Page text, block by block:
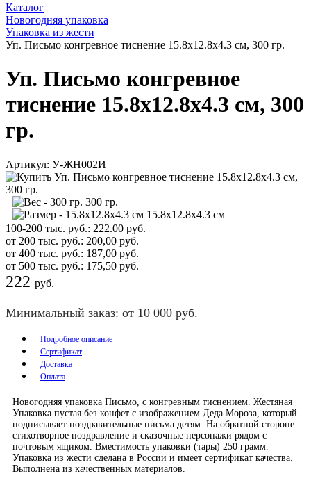
Каталог
Новогодняя упаковка
Упаковка из жести
Уп. Письмо конгревное тиснение 15.8х12.8х4.3 см, 300 гр.
Уп. Письмо конгревное
тиснение 15.8х12.8х4.3 см, 300
гр.
Артикул: У-ЖН002И
300 гр.
15.8х12.8х4.3 см
100-200 тыс. руб.: 222.00 руб.
от 200 тыс. руб.: 200,00 руб.
от 400 тыс. руб.: 187,00 руб.
от 500 тыс. руб.: 175,50 руб.
222 руб.
Минимальный заказ: от 10 000 руб.
Подробное описание
Сертификат
Доставка
Оплата
Новогодняя упаковка Письмо, с конгревным тиснением. Жестяная
Упаковка пустая без конфет с изображением Деда Мороза, который
подписывает поздравительные письма детям. На обратной стороне
стихотворное поздравление и сказочные персонажи рядом с
почтовым ящиком. Вместимость упаковки (тары) 250 грамм.
Упаковка из жести сделана в России и имеет сертификат качества.
Выполнена из качественных материалов.